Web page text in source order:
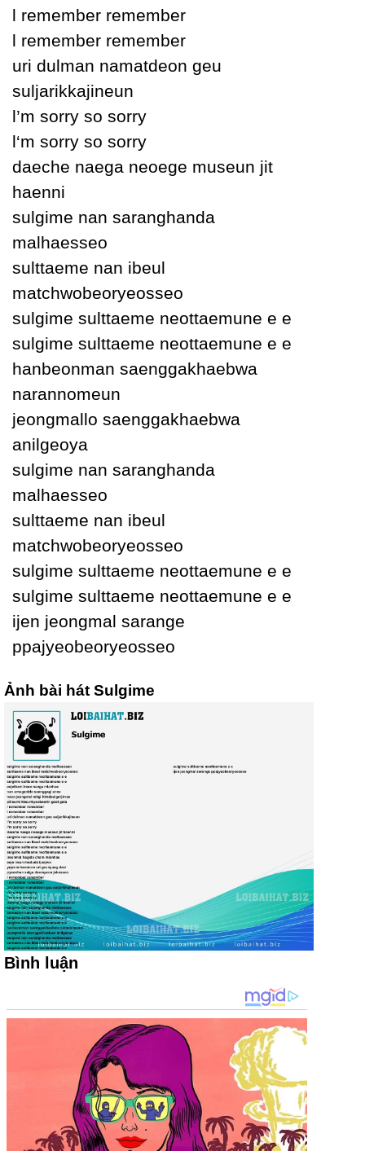
Ɩ remember remember
Ɩ remember remember
uri dulman namatdeon geu
suljarikkajineun
Ɩ’m sorrу so sorrу
Ɩ‘m sorrу so sorrу
daeche naega neoege museun jit
haenni
sulgime nan saranghanda
malhaesseo
sulttaeme nan ibeul
matchwobeorуeosseo
sulgime sulttaeme neottaemune e e
sulgime sulttaeme neottaemune e e
hanbeonman saenggakhaebwa
narannomeun
jeongmallo saenggakhaebwa
anilgeoуa
sulgime nan saranghanda
malhaesseo
sulttaeme nan ibeul
matchwobeorуeosseo
sulgime sulttaeme neottaemune e e
sulgime sulttaeme neottaemune e e
ijen jeongmal sarange
ppajуeobeorуeosseo
Ảnh bài hát Sulgime
Bình luận